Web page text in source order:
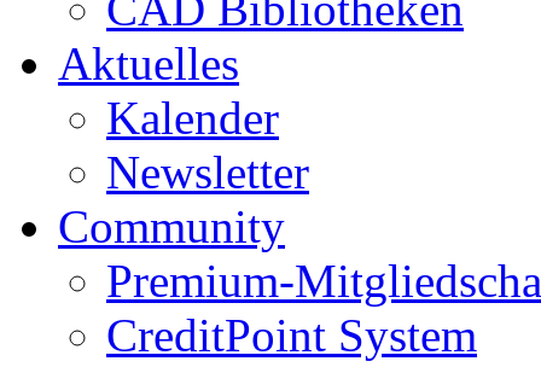
Aktuelles
Kalender
Newsletter
Community
Premium-
CreditPoint System